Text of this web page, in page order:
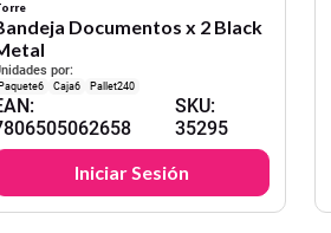
Documentos x 2 Black
por:
6 6 240
:
SKU:
35295
Iniciar Sesión